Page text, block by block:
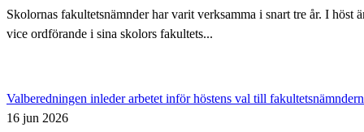
Skolornas fakultetsnämnder har varit verksamma i snart tre år. I
vice ordförande i sina skolors fakultets...
Valberedningen inleder arbetet inför höstens val till
16 jun 2026